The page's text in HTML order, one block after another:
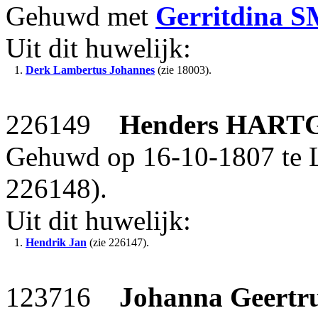
Gehuwd met Gerritdina
Uit dit huwelijk:
1. Derk Lambertus Johannes (zie 18003).
226149 Henders
Gehuwd op 16-10-1807 te
226148).
Uit dit huwelijk:
1. Hendrik Jan (zie 226147).
123716 Johanna